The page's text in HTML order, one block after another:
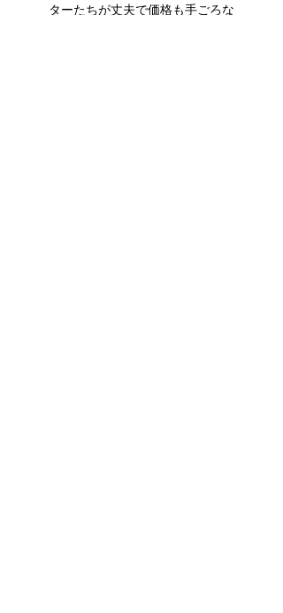
ターたちが丈夫で価格も手ごろな